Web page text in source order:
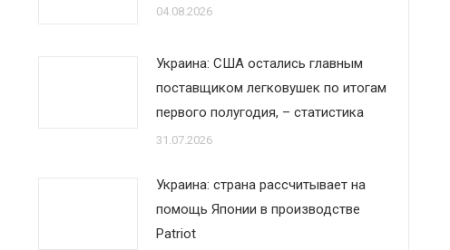
04.08.2026
Украина: США остались главным
поставщиком легковушек по итогам
первого полугодия, – статистика
31.07.2026
Украина: страна рассчитывает на
помощь Японии в производстве
Patriot